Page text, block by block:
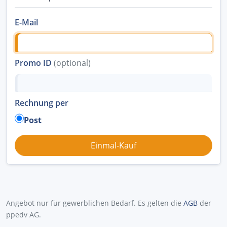
E-Mail
Promo ID (optional)
Rechnung per
Post
Angebot nur für gewerblichen Bedarf. Es gelten die AGB der
ppedv AG.